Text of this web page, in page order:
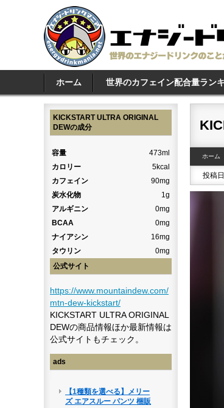
ホーム 世界のカフェイン配合量ラン
ホーム
投稿
KICKSTART ULTRA ORIGINAL
DEWの成分
容量
473ml
カロリー
5kcal
カフェイン
90mg
炭水化物
1g
アルギニン
0mg
BCAA
0mg
ナイアシン
16mg
タウリン
0mg
公式サイト
https://www.mountaindew.com/
mtn-dew-kickstart/
KICKSTART ULTRA ORIGINAL
DEWの商品情報ほか最新情報は
公式サイトもチェック。
ads